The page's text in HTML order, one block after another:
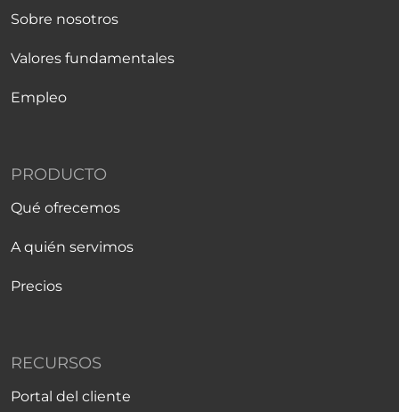
Sobre nosotros
Valores fundamentales
Empleo
PRODUCTO
Qué ofrecemos
A quién servimos
Precios
RECURSOS
Portal del cliente